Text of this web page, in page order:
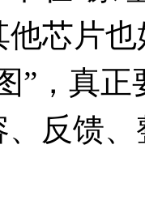
他芯片
”，真
反馈